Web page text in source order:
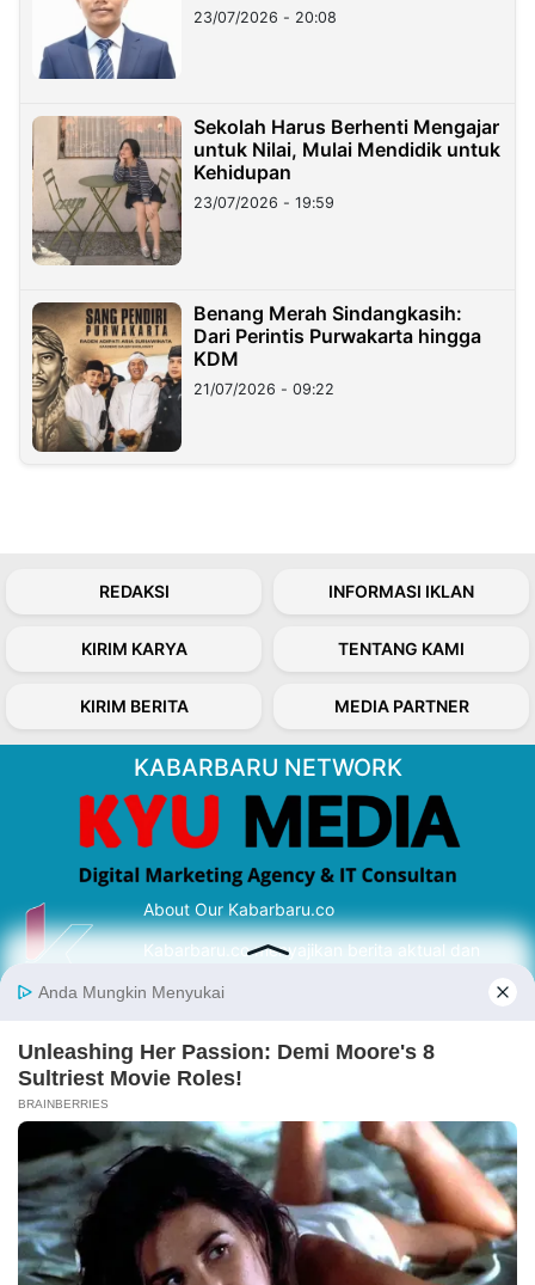
23/07/2026 - 20:08
Sekolah Harus Berhenti Mengajar
untuk Nilai, Mulai Mendidik untuk
Kehidupan
23/07/2026 - 19:59
Benang Merah Sindangkasih:
Dari Perintis Purwakarta hingga
KDM
21/07/2026 - 09:22
REDAKSI INFORMASI IKLAN
KIRIM KARYA TENTANG KAMI
KIRIM BERITA MEDIA PARTNER
KABARBARU NETWORK
About Our Kabarbaru.co
Kabarbaru.co menyajikan berita aktual dan
serta terverifikasi dari sumber yang tepat.
Follow Kabarbaru
Kabarbaru.co
Copyright © 2026. All rights reserved